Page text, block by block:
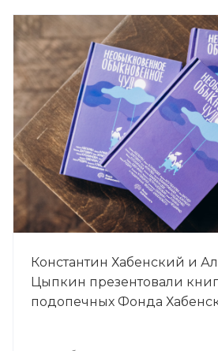
Константин Хабенский и
Цыпкин презентовали
подопечных Фонда